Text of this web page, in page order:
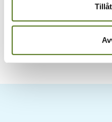
Vid akut problem
Samhällsskydd